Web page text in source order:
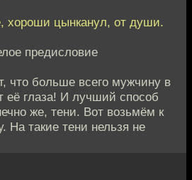
хороши цынканул, от души.
предисловие
что больше всего мужчину в
её глаза! И лучший способ
же, тени. Вот возьмём к
На такие тени нельзя не